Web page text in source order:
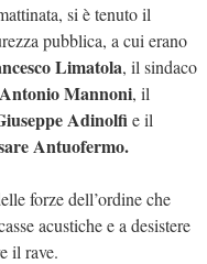
si è tenuto il
pubblica, a cui erano
Limatola, il sindaco
Antonio Mannoni, il
Adinolfie il
Antuofermo.
forze dell’ordine che
acustiche e a desistere
il rave.